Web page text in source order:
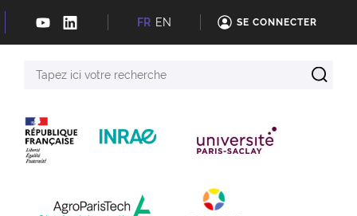
FR EN SE CONNECTER